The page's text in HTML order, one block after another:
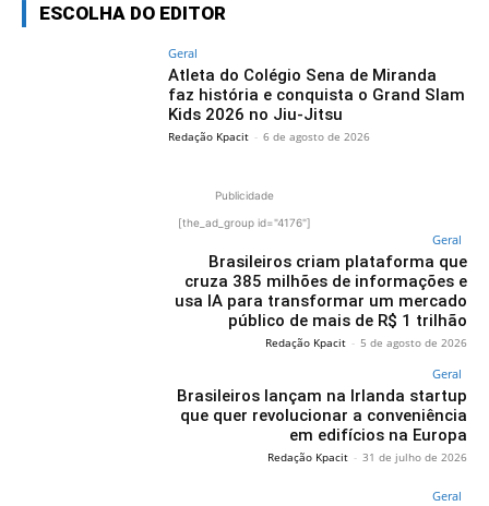
ESCOLHA DO EDITOR
Geral
Atleta do Colégio Sena de Miranda
faz história e conquista o Grand Slam
Kids 2026 no Jiu-Jitsu
Redação Kpacit - 6 de agosto de 2026
Publicidade
[the_ad_group id="4176"]
Geral
Brasileiros criam plataforma que
cruza 385 milhões de informações e
usa IA para transformar um mercado
público de mais de R$ 1 trilhão
Redação Kpacit - 5 de agosto de 2026
Geral
Brasileiros lançam na Irlanda startup
que quer revolucionar a conveniência
em edifícios na Europa
Redação Kpacit - 31 de julho de 2026
Geral